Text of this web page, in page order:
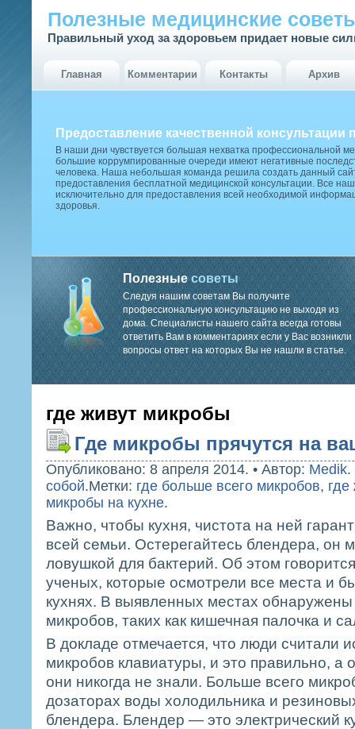
Полезные медицинские
Правильный уход за здоровьем придает новые
Главная Комментарии Контакты Архив
Предоставление качественной консультации
В наши дни чувствуется большая нехватка профессиональной
большие коррумпированные очереди имеют негативные
человека. Наша небольшая команда решила создать данный
предоставления бесплатной медицинской консультации. Все
исключительно для предоставления всей необходимой
здоровья.
Полезныесоветы
Следуя нашим советам Вы получите
профессиональную консультацию не выходя из
дома. Специалисты нашего сайта всегда готовы
ответить Вам в комментариях если у Вас возникли
вопросы ответ на которых Вы не нашли в статье.
где живут микробы
Где микробы прячутся на
Опубликовано: 8 апреля 2014. • Автор: Medik.
собой.Метки: где больше всего микробов,
микробы на кухне.
Важно, чтобы кухня, чистота на ней
всей семьи. Остерегайтесь блендера, он
ловушкой для бактерий. Об этом
ученых, которые осмотрели все места и
кухнях. В выявленных местах обнаружены
микробов, таких как кишечная палочка и
В докладе отмечается, что люди считали
микробов клавиатуры, и это правильно, а
они никогда не знали. Больше всего
дозаторах воды холодильника и
блендера. Блендер — это электрический